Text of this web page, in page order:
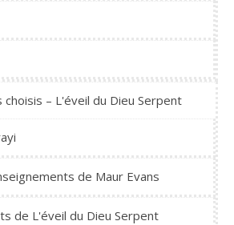
– L'éveil du Dieu Serpent
de Maur Evans
de L'éveil du Dieu Serpent